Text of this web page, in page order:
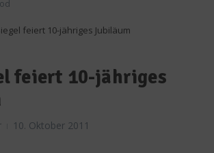
feiert 10-jähriges Jubiläum
feiert 10-jähriges
10. Oktober 2011